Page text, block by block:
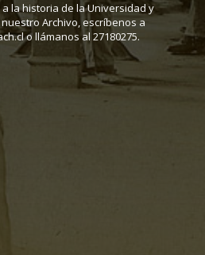
la historia de la Universidad y
Archivo, escríbenos a
o llámanos al 27180275.